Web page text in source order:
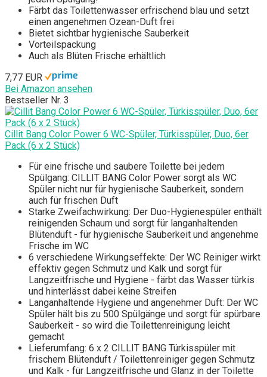
Färbt das Toilettenwasser erfrischend blau und setzt
einen angenehmen Ozean-Duft frei
Bietet sichtbar hygienische Sauberkeit
Vorteilspackung
Auch als Blüten Frische erhältlich
7,77 EUR
Bei Amazon ansehen
Bestseller Nr. 3
Cillit Bang Color Power 6 WC-Spüler, Türkisspüler, Duo, 6er
Pack (6 x 2 Stück)
Für eine frische und saubere Toilette bei jedem
Spülgang: CILLIT BANG Color Power sorgt als WC
Spüler nicht nur für hygienische Sauberkeit, sondern
auch für frischen Duft
Starke Zweifachwirkung: Der Duo-Hygienespüler enthält
reinigenden Schaum und sorgt für langanhaltenden
Blütenduft - für hygienische Sauberkeit und angenehme
Frische im WC
6 verschiedene Wirkungseffekte: Der WC Reiniger wirkt
effektiv gegen Schmutz und Kalk und sorgt für
Langzeitfrische und Hygiene - färbt das Wasser türkis
und hinterlässt dabei keine Streifen
Langanhaltende Hygiene und angenehmer Duft: Der WC
Spüler hält bis zu 500 Spülgänge und sorgt für spürbare
Sauberkeit - so wird die Toilettenreinigung leicht
gemacht
Lieferumfang: 6 x 2 CILLIT BANG Türkisspüler mit
frischem Blütenduft / Toilettenreiniger gegen Schmutz
und Kalk - für Langzeitfrische und Glanz in der Toilette